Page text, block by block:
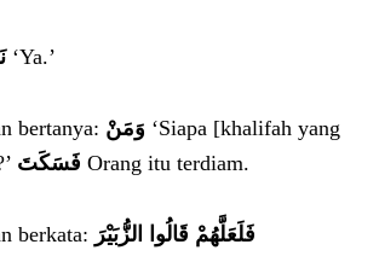
‘Ya.’
bertanya: وَمَنْ ‘Siapa [khalifah yang
فَسَكَتَ Orang itu terdiam.
berkata: فَلَعَلَّهُمْ قَالُوا الزُّبَيْرَ